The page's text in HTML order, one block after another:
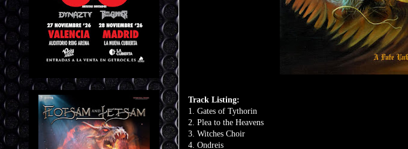
Track Listing:
1. Gates of Tythorin
2. Plea to the Heavens
3. Witches Choir
4. Ondreis